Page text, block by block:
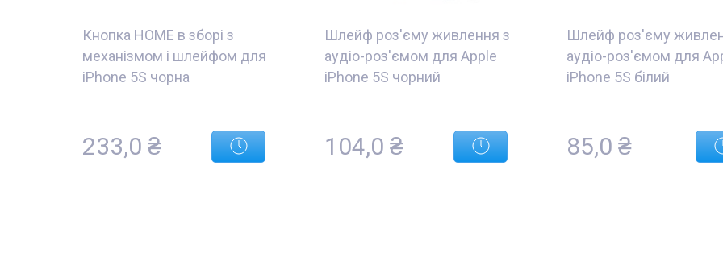
Кнопка HOME в зборі з
механізмом і шлейфом для
iPhone 5S чорна
233,0 ₴
Шлейф роз'єму живлення з
аудіо-роз'ємом для Apple
iPhone 5S чорний
104,0 ₴
Шлейф роз'єму
аудіо-роз'ємом для
iPhone 5S білий
85,0 ₴